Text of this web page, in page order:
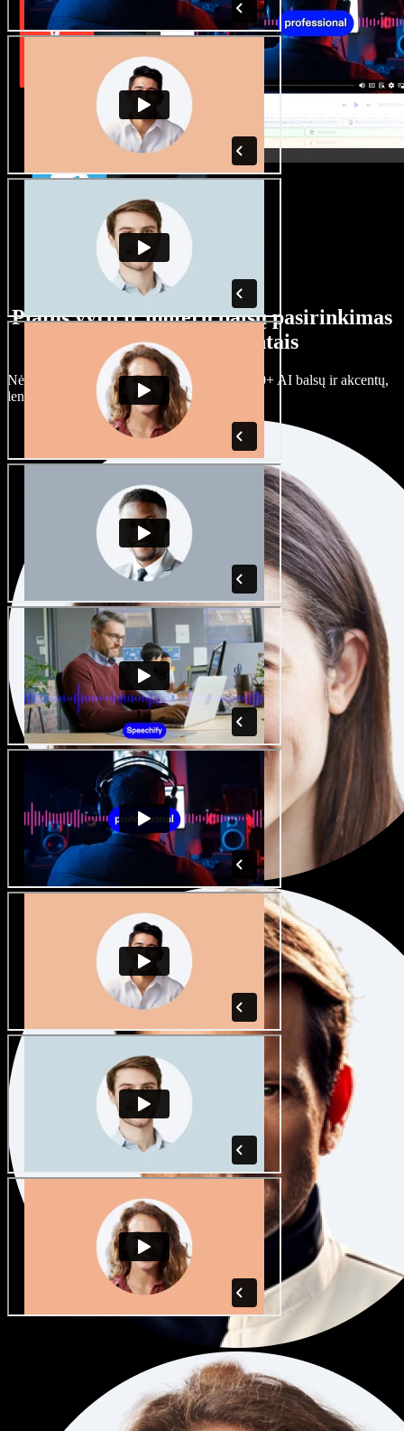
Platus vyrų ir moterų balsų pasirinkimas
su įvairiais akcentais
Nėra dviejų vienodų projektų. Rinkitės iš 100+ AI balsų ir akcentų,
lengvai juos prisitaikykite.